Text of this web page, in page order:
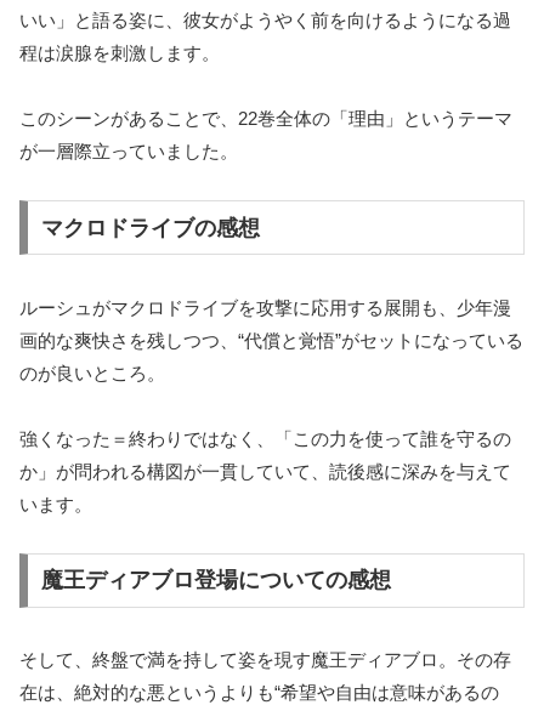
いい」と語る姿に、彼女がようやく前を向けるようになる過
程は涙腺を刺激します。
このシーンがあることで、22巻全体の「理由」というテーマ
が一層際立っていました。
マクロドライブの感想
ルーシュがマクロドライブを攻撃に応用する展開も、少年漫
画的な爽快さを残しつつ、“代償と覚悟”がセットになっている
のが良いところ。
強くなった＝終わりではなく、「この力を使って誰を守るの
か」が問われる構図が一貫していて、読後感に深みを与えて
います。
魔王ディアブロ登場についての感想
そして、終盤で満を持して姿を現す魔王ディアブロ。その存
在は、絶対的な悪というよりも“希望や自由は意味があるの